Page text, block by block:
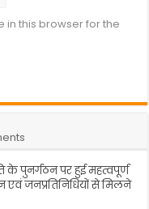
in this browser for the
के पुनर्गठन पर हुई महत्वपूर्ण
जनप्रतिनिधियों से मिलने